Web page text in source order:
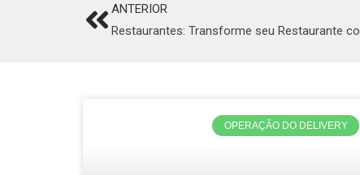
PrevANTERIOR
Restaurantes: Transforme seu Restaurante
OPERAÇÃO DO DELIVERY